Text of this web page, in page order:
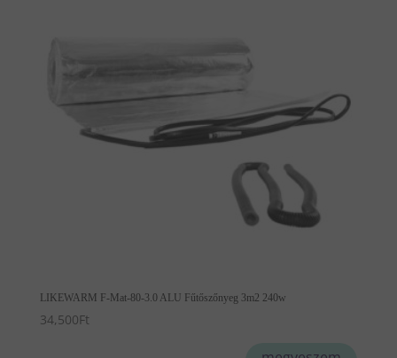
LIKEWARM F-Mat-80-3.0 ALU Fűtőszőnyeg 3m2 240w
34,500Ft